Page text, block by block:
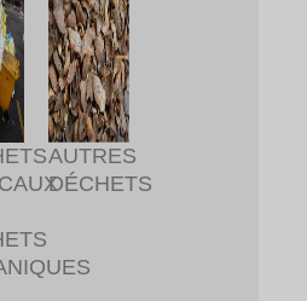
AUTRES
DÉCHETS